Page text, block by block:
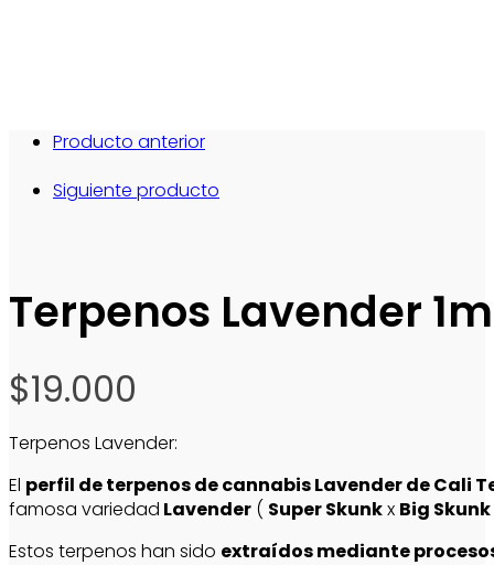
Producto anterior
Siguiente producto
Terpenos Lavender
$19.000
Terpenos Lavender:
El perfil de terpenos de cannabis Lavender de Cali
famosa variedad Lavender ( Super Skunkx Big
Estos terpenos han sido extraídos mediante